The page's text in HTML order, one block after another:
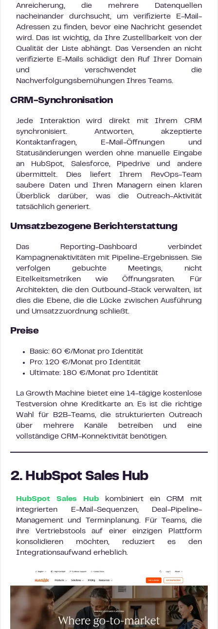
Anreicherung, die mehrere Datenquellen
nacheinander durchsucht, um verifizierte E-Mail-
Adressen zu finden, bevor eine Nachricht gesendet
wird. Das ist wichtig, da Ihre Zustellbarkeit von der
Qualität der Liste abhängt. Das Versenden an nicht
verifizierte E-Mails schädigt den Ruf Ihrer Domain
und verschwendet die
Nachverfolgungsbemühungen Ihres Teams.
CRM-Synchronisation
Jede Interaktion wird direkt mit Ihrem CRM
synchronisiert. Antworten, akzeptierte
Kontaktanfragen, E-Mail-Öffnungen und
Statusänderungen werden ohne manuelle Eingabe
an HubSpot, Salesforce, Pipedrive und andere
übermittelt. Dies liefert Ihrem RevOps-Team
saubere Daten und Ihren Managern einen klaren
Überblick darüber, was die Outreach-Aktivität
tatsächlich generiert.
Umsatzbezogene Berichterstattung
Das Reporting-Dashboard verbindet
Kampagnenaktivitäten mit Pipeline-Ergebnissen. Sie
verfolgen gebuchte Meetings, nicht
Eitelkeitsmetriken wie Öffnungsraten. Für
Architekten, die den Outbound-Stack verwalten, ist
dies die Ebene, die die Lücke zwischen Ausführung
und Umsatzzuordnung schließt.
Preise
Basic: 60 €/Monat pro Identität
Pro: 120 €/Monat pro Identität
Ultimate: 180 €/Monat pro Identität
La Growth Machine bietet eine 14-tägige kostenlose
Testversion ohne Kreditkarte an. Es ist die richtige
Wahl für B2B-Teams, die strukturierten Outreach
über mehrere Kanäle betreiben und eine
vollständige CRM-Konnektivität benötigen.
2. HubSpot Sales Hub
HubSpot Sales Hub kombiniert ein CRM mit
integrierten E-Mail-Sequenzen, Deal-Pipeline-
Management und Terminplanung. Für Teams, die
ihre Vertriebstools auf einer einzigen Plattform
konsolidieren möchten, reduziert es den
Integrationsaufwand erheblich.